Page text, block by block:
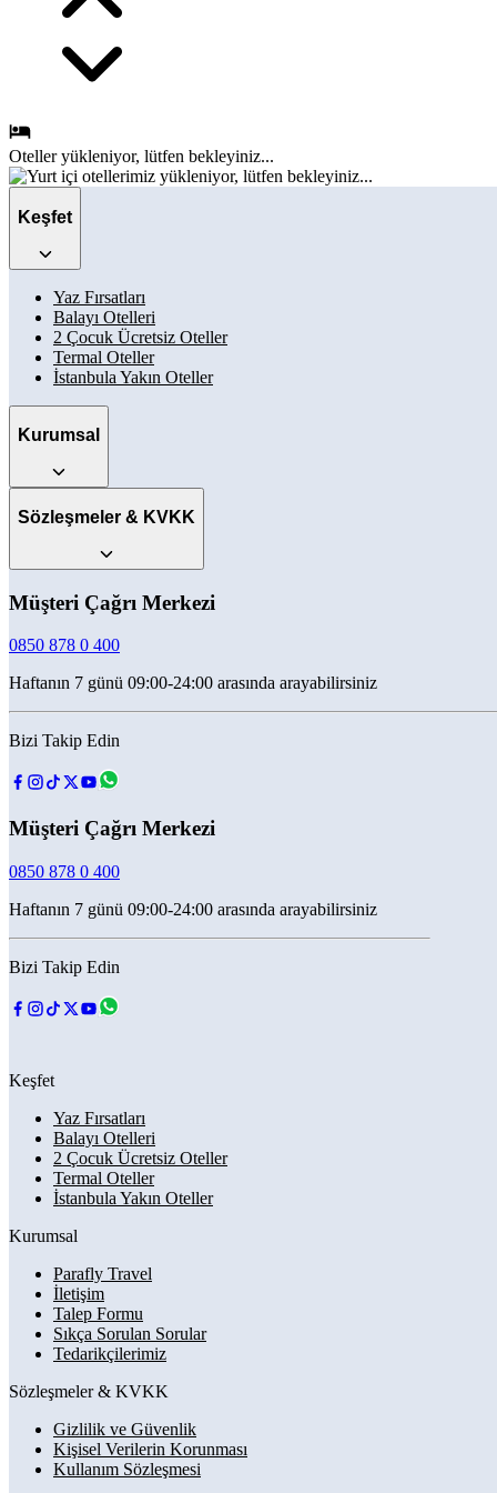
Otelleryükleniyor, lütfen bekleyiniz...
Keşfet
Yaz Fırsatları
Balayı Otelleri
2 Çocuk Ücretsiz Oteller
Termal Oteller
İstanbula Yakın Oteller
Kurumsal
Sözleşmeler & KVKK
Müşteri Çağrı Merkezi
0850 878 0 400
Haftanın 7 günü 09:00-24:00 arasında arayabilirsiniz
Bizi Takip Edin
Müşteri Çağrı Merkezi
0850 878 0 400
Haftanın 7 günü 09:00-24:00 arasında arayabilirsiniz
Bizi Takip Edin
Keşfet
Yaz Fırsatları
Balayı Otelleri
2 Çocuk Ücretsiz Oteller
Termal Oteller
İstanbula Yakın Oteller
Kurumsal
Parafly Travel
İletişim
Talep Formu
Sıkça Sorulan Sorular
Tedarikçilerimiz
Sözleşmeler & KVKK
Gizlilik ve Güvenlik
Kişisel Verilerin Korunması
Kullanım Sözleşmesi